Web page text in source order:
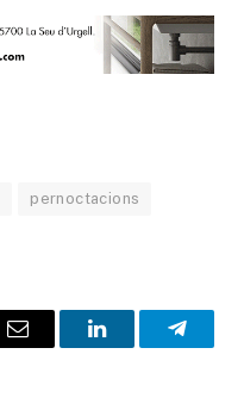
pernoctacions
Email LinkedIn